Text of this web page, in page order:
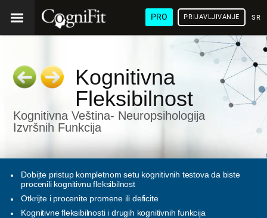
PRO PRIJAVLJIVANJE
Kognitivna
Fleksibilnost
Kognitivna Veština- Neuropsihologija
Izvršnih Funkcija
Dobijte pristup kompletnom setu kognitivnih testova da biste
procenili kognitivnu fleksibilnost
Otkrijte i procenite promene ili deficite
Kognitivne fleksibilnosti i drugih kognitivnih funkcija